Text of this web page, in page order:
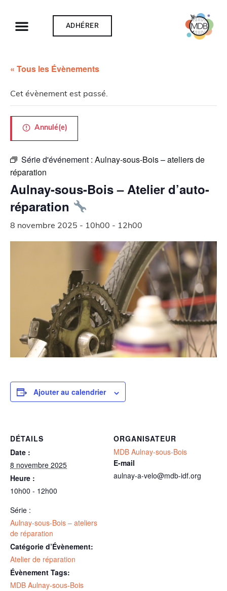
ADHÉRER
« Tous les Évènements
Cet évènement est passé.
Annulé(e)
Série d'événement : Aulnay-sous-Bois – ateliers de
réparation
Aulnay-sous-Bois – Atelier d’auto-
réparation
8 novembre 2025 - 10h00 - 12h00
Ajouter au calendrier
DÉTAILS
Date :
8 novembre 2025
Heure :
10h00 - 12h00
Série :
Aulnay-sous-Bois – ateliers
de réparation
Catégorie d’Évènement:
Atelier de réparation
Évènement Tags:
MDB Aulnay-sous-Bois
ORGANISATEUR
MDB Aulnay-sous-Bois
E-mail
aulnay-a-velo@mdb-idf.org